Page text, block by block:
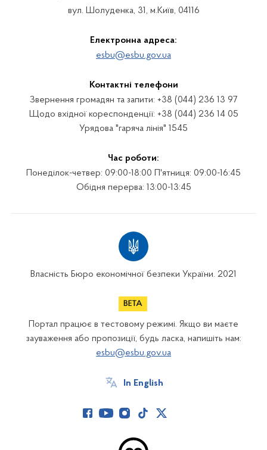
вул. Шолуденка, 31, м.Київ, 04116
Електронна адреса:
esbu@esbu.gov.ua
Контактні телефони
Звернення громадян та запити: +38 (044) 236 13 97
Щодо вхідної кореспонденції: +38 (044) 236 14 05
Урядова "гаряча лінія" 1545
Час роботи:
Понеділок-четвер: 09:00-18:00 П'ятниця: 09:00-16:45
Обідня перерва: 13:00-13:45
Власність Бюро економічної безпеки України. 2021
Портал працює в тестовому режимі. Якщо ви маєте
зауваження або пропозиції, будь ласка, напишіть нам:
esbu@esbu.gov.ua
In English